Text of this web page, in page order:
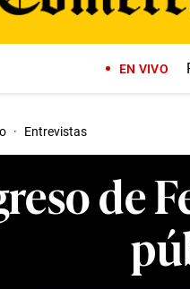
EN VIVO
· Entrevistas
de